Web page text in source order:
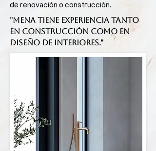
de renovación o construcción.
"MENA tiene experiencia tanto
en construcción como en
diseño de interiores."